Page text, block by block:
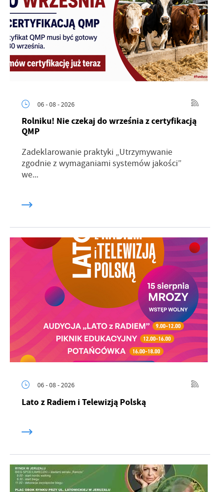
06 - 08 - 2026
Rolniku! Nie czekaj do września z certyfikacją
QMP
Zadeklarowanie praktyki „Utrzymywanie
zgodnie z wymaganiami systemów jakości”
we...
06 - 08 - 2026
Lato z Radiem i Telewizją Polską